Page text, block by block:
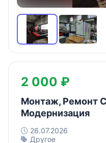
2 000 ₽
Монтаж, Ремонт
Модернизация
26.07.2026
Другое